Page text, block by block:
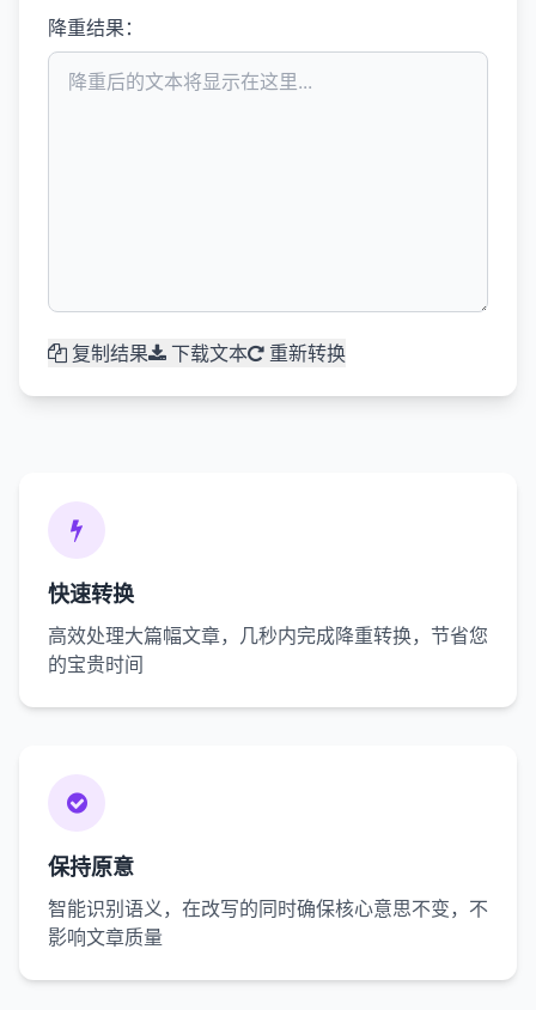
降重结果：
复制结果 下载文本 重新转换
快速转换
高效处理大篇幅文章，几秒内完成降重转换，节省您
的宝贵时间
保持原意
智能识别语义，在改写的同时确保核心意思不变，不
影响文章质量